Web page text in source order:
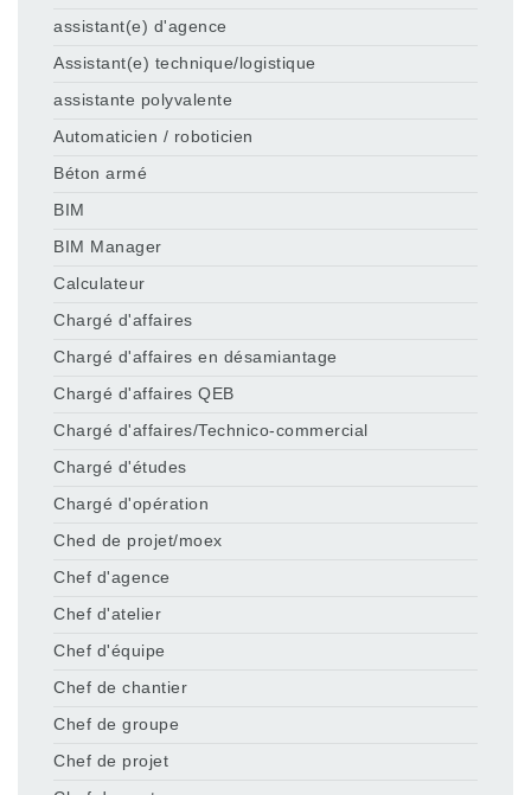
assistant(e) d'agence
Assistant(e) technique/logistique
assistante polyvalente
Automaticien / roboticien
Béton armé
BIM
BIM Manager
Calculateur
Chargé d'affaires
Chargé d'affaires en désamiantage
Chargé d'affaires QEB
Chargé d'affaires/Technico-commercial
Chargé d'études
Chargé d'opération
Ched de projet/moex
Chef d'agence
Chef d'atelier
Chef d'équipe
Chef de chantier
Chef de groupe
Chef de projet